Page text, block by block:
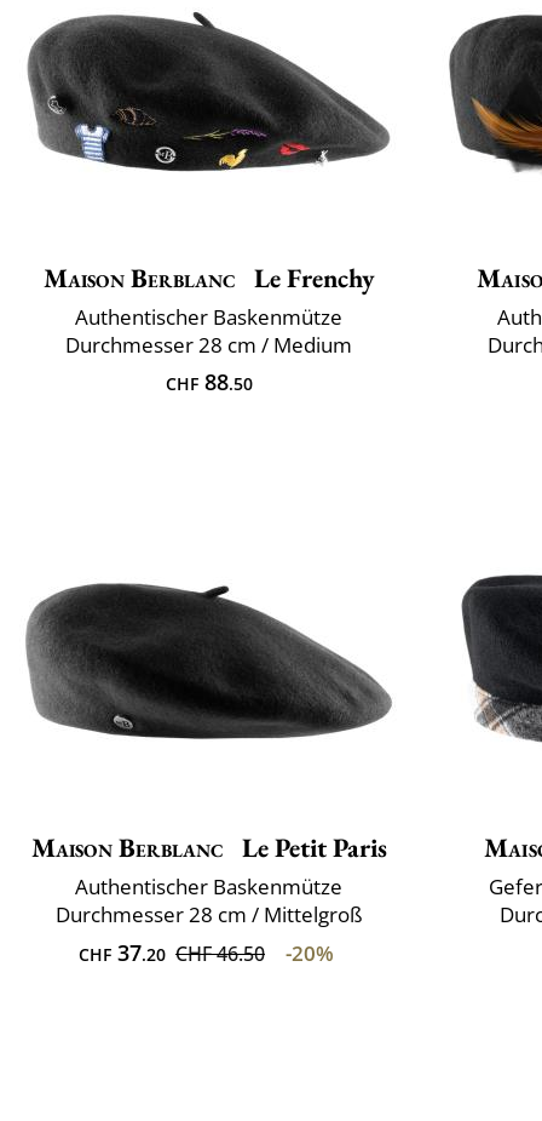
Maison Berblanc Le Frenchy
Authentischer Baskenmütze
Durchmesser 28 cm / Medium
CHF88.50
Maison Berblanc Le Petit Paris
Authentischer Baskenmütze
Durchmesser 28 cm / Mittelgroß
CHF 37.20 CHF 46.50 -20%